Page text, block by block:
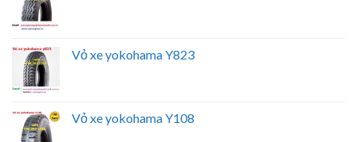
Vỏ xe yokohama Y823
Vỏ xe yokohama Y108